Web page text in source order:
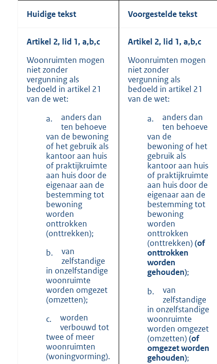
Huidige tekst Voorgestelde tekst
Artikel 2, lid 1, a,b,c
Woonruimten mogen
niet zonder
vergunning als
bedoeld in artikel 21
van de wet:
a.
anders dan
ten behoeve
van de bewoning
of het gebruik als
kantoor aan huis
of praktijkruimte
aan huis door de
eigenaar aan de
bestemming tot
bewoning
worden
onttrokken
(onttrekken);
b.
van
zelfstandige
in onzelfstandige
woonruimte
worden omgezet
(omzetten);
c.
worden
verbouwd tot
twee of meer
woonruimten
(woningvorming).
Artikel 2, lid 1, a,b,c
Woonruimten mogen
niet zonder
vergunning als
bedoeld in artikel 21
van de wet:
a.
anders dan
ten behoeve
van de
bewoning of het
gebruik als
kantoor aan huis
of praktijkruimte
aan huis door de
eigenaar aan de
bestemming tot
bewoning
worden
onttrokken
(onttrekken)(of
onttrokken
worden
gehouden);
b.
van
zelfstandige
in onzelfstandige
woonruimte
worden omgezet
(omzetten)(of
omgezet worden
gehouden);